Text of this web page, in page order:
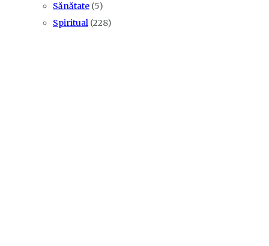
Sănătate (5)
Spiritual (228)